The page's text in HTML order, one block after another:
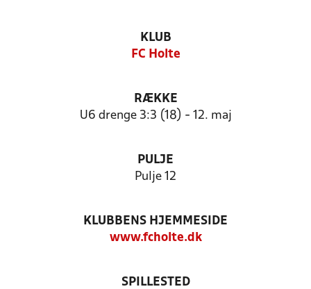
KLUB
FC Holte
RÆKKE
U6 drenge 3:3 (18) - 12. maj
PULJE
Pulje 12
KLUBBENS HJEMMESIDE
www.fcholte.dk
SPILLESTED